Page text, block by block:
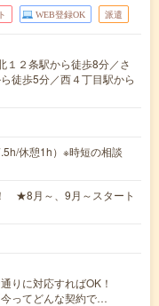
WEB登録OK 派遣
１２条駅から徒歩8分／さ
徒歩5分／西４丁目駅から
休憩1h）※時短の相談
★8月～、9月～スタート
りに対応すればOK！
ってどんな契約で…